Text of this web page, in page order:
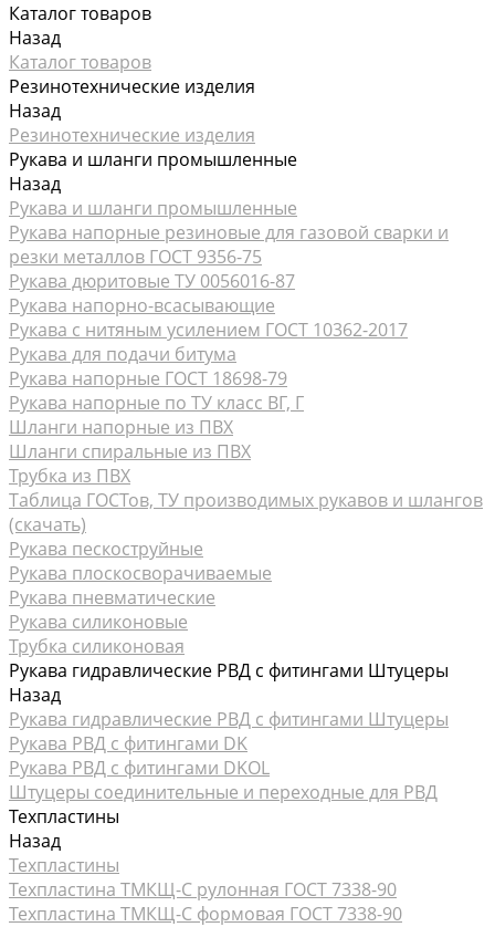
Каталог товаров
Назад
Каталог товаров
Резинотехнические изделия
Назад
Резинотехнические изделия
Рукава и шланги промышленные
Назад
Рукава и шланги промышленные
Рукава напорные резиновые для газовой сварки и
резки металлов ГОСТ 9356-75
Рукава дюритовые ТУ 0056016-87
Рукава нaпорно-всасывающие
Рукава с нитяным усилением ГОСТ 10362-2017
Рукава для подачи битума
Рукава напорные ГОСТ 18698-79
Рукава напорные по ТУ класс ВГ, Г
Шланги напорные из ПВХ
Шланги спиральные из ПВХ
Трубка из ПВХ
Таблица ГОСТов, ТУ производимых рукавов и шлангов
(скачать)
Рукава пескоструйные
Рукава плоскосворачиваемые
Рукава пневматические
Рукава силиконовые
Трубка силиконовая
Рукава гидравлические РВД с фитингами Штуцеры
Назад
Рукава гидравлические РВД с фитингами Штуцеры
Рукава РВД с фитингами DK
Рукава РВД с фитингами DKOL
Штуцеры соединительные и переходные для РВД
Техпластины
Назад
Техпластины
Техпластина ТМКЩ-С рулонная ГОСТ 7338-90
Техпластина ТМКЩ-С формовая ГОСТ 7338-90